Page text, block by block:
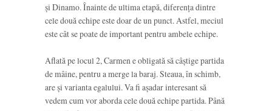
și Dinamo. Înainte de ultima etapă, diferența dintre
cele două echipe este doar de un punct. Astfel, meciul
este cât se poate de important pentru ambele echipe.
Aflată pe locul 2, Carmen e obligată să câștige partida
de mâine, pentru a merge la baraj. Steaua, în schimb,
are și varianta egalului. Va fi așadar interesant să
vedem cum vor aborda cele două echipe partida. Până